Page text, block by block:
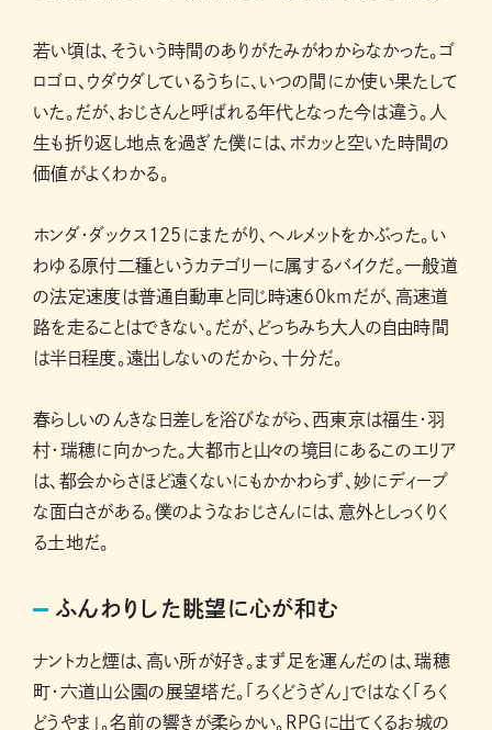
若い頃は、そういう時間のありがたみがわからなかった。ゴ
ロゴロ、ウダウダしているうちに、いつの間にか使い果たして
いた。だが、おじさんと呼ばれる年代となった今は違う。人
生も折り返し地点を過ぎた僕には、ポカッと空いた時間の
価値がよくわかる。
ホンダ・ダックス125にまたがり、ヘルメットをかぶった。い
わゆる原付二種というカテゴリーに属するバイクだ。一般道
の法定速度は普通自動車と同じ時速60kmだが、高速道
路を走ることはできない。だが、どっちみち大人の自由時間
は半日程度。遠出しないのだから、十分だ。
春らしいのんきな日差しを浴びながら、西東京は福生・羽
村・瑞穂に向かった。大都市と山々の境目にあるこのエリア
は、都会からさほど遠くないにもかかわらず、妙にディープ
な面白さがある。僕のようなおじさんには、意外としっくりく
る土地だ。
ふんわりした眺望に心が和む
ナントカと煙は、高い所が好き。まず足を運んだのは、瑞穂
町・六道山公園の展望塔だ。「ろくどうざん」ではなく「ろく
どうやま」。名前の響きが柔らかい。RPGに出てくるお城の